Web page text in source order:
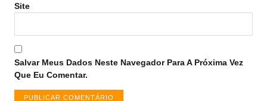
Site
Salvar Meus Dados Neste Navegador Para A Próxima Vez
Que Eu Comentar.